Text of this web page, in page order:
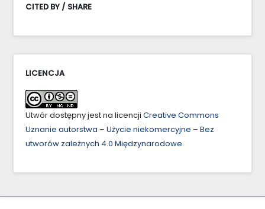
CITED BY / SHARE
LICENCJA
Utwór dostępny jest na licencji Creative Commons
Uznanie autorstwa – Użycie niekomercyjne – Bez
utworów zależnych 4.0 Międzynarodowe.